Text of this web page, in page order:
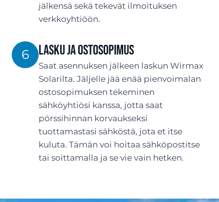
jälkensä sekä tekevät ilmoituksen
verkkoyhtiöön.
6 LASKU JA OSTOSOPIMUS
Saat asennuksen jälkeen laskun Wirmax
Solarilta. Jäljelle jää enää pienvoimalan
ostosopimuksen tekeminen
sähköyhtiösi kanssa, jotta saat
pörssihinnan korvaukseksi
tuottamastasi sähköstä, jota et itse
kuluta. Tämän voi hoitaa sähköpostitse
tai soittamalla ja se vie vain hetken.